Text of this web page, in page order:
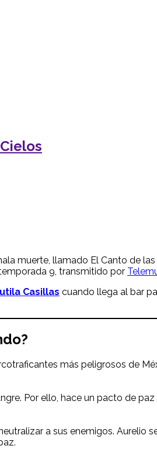
muerte, llamado El Canto de
9, transmitido por
Casillas cuando llega al bar
más peligrosos de
Por ello, hace un pacto de
a sus enemigos. Aurelio